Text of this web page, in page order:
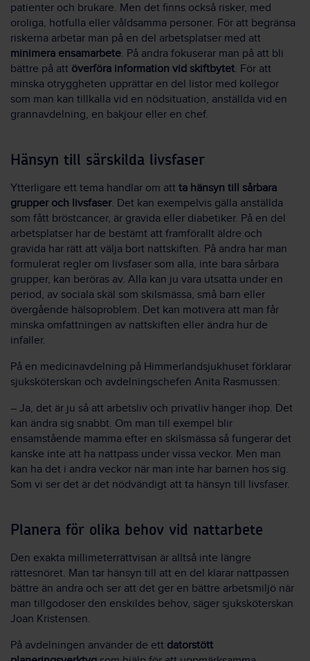
patienter och brukare. Men det finns också risker, med
oroliga, hotfulla eller våldsamma personer. För att begränsa
riskerna arbetar man på en del arbetsplatser med att
minimera ensamarbete. På andra fokuserar man på att bli
bättre på att överföra information vid skiftbytet. För att
minska otryggheten upprättar en del listor med kollegor
som man kan tillkalla vid en nödsituation, anställda vid en
grannavdelning, en bakjour eller en chef.
Hänsyn till särskilda livsfaser
Ytterligare ett tema handlar om att ta hänsyn till sårbara
grupper och livsfaser. Det kan exempelvis gälla anställda
som fått bröstcancer, är gravida eller diabetiker. På en del
arbetsplatser har de bestämt att framförallt äldre och
gravida har rätt att välja bort nattskiften. På andra har man
formulerat regler om livsfaser som alla, inte bara sårbara
grupper, kan beröras av. Alla kan ju vara utsatta under en
period, av sociala skäl som skilsmässa, små barn eller
övergående hälsoproblem. Det kan motivera att man får
minska omfattningen av nattskiften eller ändra hur de
infaller.
På en medicinavdelning på Himmerlandsjukhuset förklarar
sjuksköterskan och avdelningschefen Anita Rasmussen:
– Ja, det är ju så att arbetsliv och privatliv hänger ihop. Det
kan ändra sig snabbt. Om man till exempel blir
ensamstående mamma efter en skilsmässa så fungerar det
kanske inte att ha nattpass under vissa veckor. Men man
kan ha det i andra veckor när man inte har barnen hos sig.
Som vi ser det är det nödvändigt att ta hänsyn till livsfaser.
Planera för olika behov vid nattarbete
Den exakta millimeterrättvisan är alltså inte längre
rättesnöret. Man tar hänsyn till att en del klarar nattpassen
bättre än andra och ser att det ger en bättre arbetsmiljö när
man tillgodoser den enskildes behov, säger sjuksköterskan
Joan Kristensen.
På avdelningen använder de ett datorstött